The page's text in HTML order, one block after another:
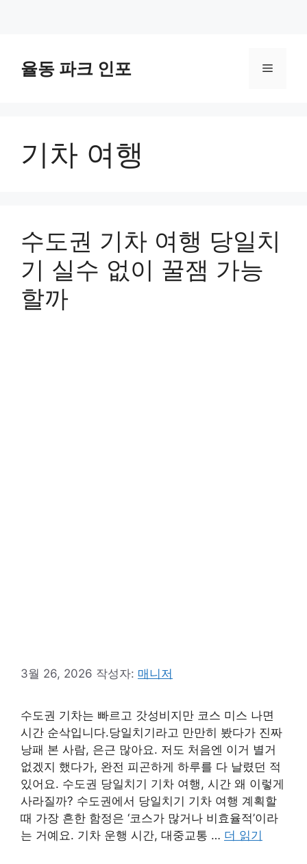
율동 파크 인포 메
기차 여행
수도권 기차 여행 당일치
기 실수 없이 꿀잼 가능
할까
3월 26, 2026 작성자: 매니저
수도권 기차는 빠르고 갓성비지만 코스 미스 나면
시간 순삭입니다.당일치기라고 만만히 봤다가 진짜
낭패 본 사람, 은근 많아요. 저도 처음엔 이거 별거
없겠지 했다가, 완전 피곤하게 하루를 다 날렸던 적
있어요. 수도권 당일치기 기차 여행, 시간 왜 이렇게
사라질까? 수도권에서 당일치기 기차 여행 계획할
때 가장 흔한 함정은 ‘코스가 많거나 비효율적’이라
는 거예요. 기차 운행 시간, 대중교통 … 더 읽기